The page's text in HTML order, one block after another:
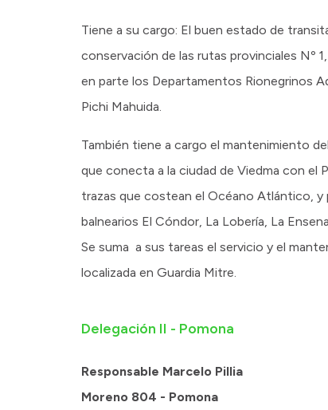
Tiene a su cargo: El buen estado de
conservación de las rutas provinciales Nº
en parte los Departamentos Rionegrinos
Pichi Mahuida.
También tiene a cargo el mantenimiento
que conecta a la ciudad de Viedma con el
trazas que costean el Océano Atlántico, y
balnearios El Cóndor, La Lobería, La
Se suma a sus tareas el servicio y el
localizada en Guardia Mitre.
Delegación II - Pomona
Responsable Marcelo Pillia
Moreno 804 - Pomona